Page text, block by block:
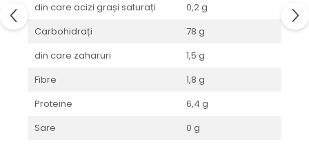
din care acizi grași saturați
0,2 g
Carbohidrați
78 g
din care zaharuri
1,5 g
Fibre
1,8 g
Proteine
6,4 g
Sare
0 g